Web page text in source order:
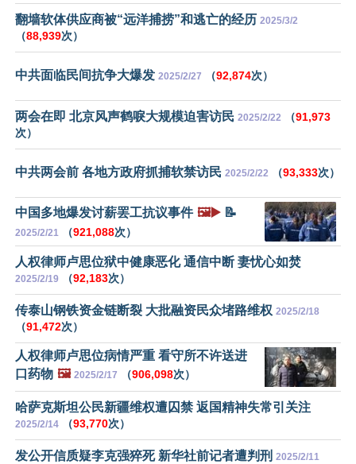
翻墙软体供应商被“远洋捕捞”和逃亡的经历 2025/3/2
（88,939次）
中共面临民间抗争大爆发 2025/2/27 （92,874次）
两会在即 北京风声鹤唳大规模迫害访民 2025/2/22 （91,973
次）
中共两会前 各地方政府抓捕软禁访民 2025/2/22 （93,333次）
中国多地爆发讨薪罢工抗议事件 🖼️▶️ 📝
2025/2/21 （921,088次）
人权律师卢思位狱中健康恶化 通信中断 妻忧心如焚
2025/2/19 （92,183次）
传泰山钢铁资金链断裂 大批融资民众堵路维权 2025/2/18
（91,472次）
人权律师卢思位病情严重 看守所不许送进
口药物 🖼️ 2025/2/17 （906,098次）
哈萨克斯坦公民新疆维权遭囚禁 返国精神失常引关注
2025/2/14 （93,770次）
发公开信质疑李克强猝死 新华社前记者遭判刑 2025/2/11